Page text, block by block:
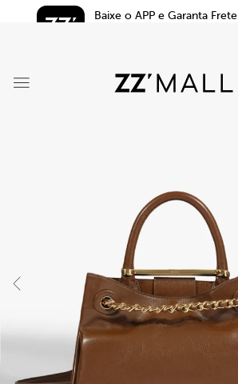
Baixe o APP e Garanta Frete